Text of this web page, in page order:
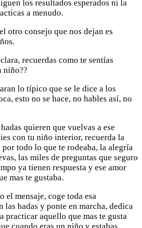
los resultados esperados ni la
a menudo.
otro consejo que nos dejan es
recuerdas como te sentías
niño??
lo típico que se le dice a los
esto no se hace, no hables así, no
quieren que vuelvas a ese
con tu niño interior, recuerda la
todo lo que te rodeaba, la alegría
las miles de preguntas que seguro
ya tienen respuesta y ese amor
mas te gustaba.
el mensaje, coge toda esa
las hadas y ponte en marcha, dedica
practicar aquello que mas te gusta